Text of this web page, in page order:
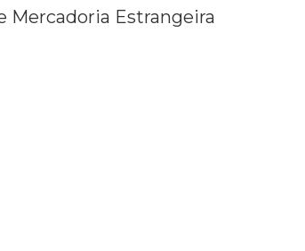
Mercadoria Estrangeira